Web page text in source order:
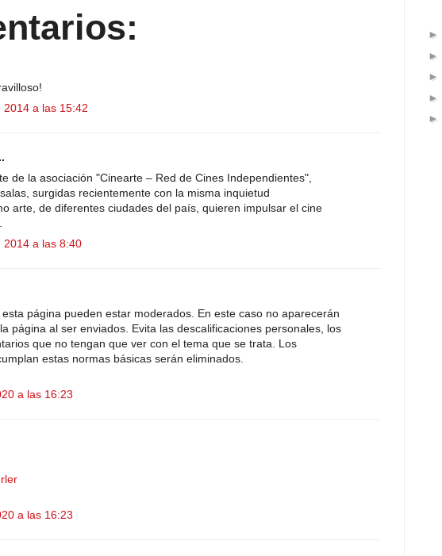
a las 15:42
de la asociación "Cinearte – Red de Cines Independientes",
surgidas recientemente con la misma inquietud
arte, de diferentes ciudades del país, quieren impulsar el cine
2014 a las 8:40
página pueden estar moderados. En este caso no aparecerán
página al ser enviados. Evita las descalificaciones personales, los
que no tengan que ver con el tema que se trata. Los
estas normas básicas serán eliminados.
a las 16:23
a las 16:23
►
►
►
►
►